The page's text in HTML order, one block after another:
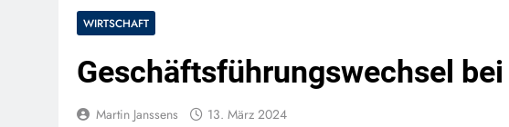
WIRTSCHAFT
Geschäftsführungswechsel
Martin Janssens 13. März 2024